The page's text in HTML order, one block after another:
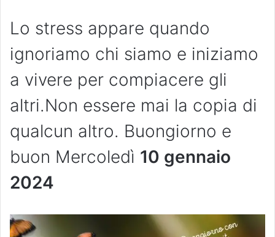
Lo stress appare quando
ignoriamo chi siamo e iniziamo
a vivere per compiacere gli
altri.Non essere mai la copia di
qualcun altro. Buongiorno e
buon Mercoledì 10 gennaio
2024